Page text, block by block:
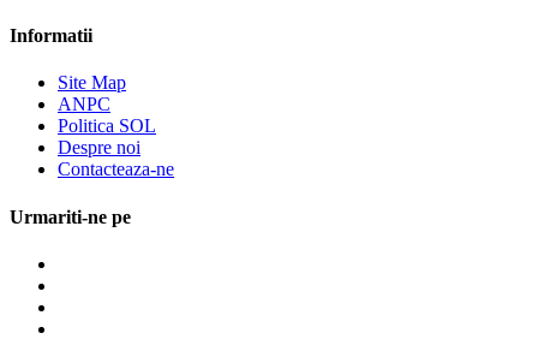
Informatii
Site Map
ANPC
Politica SOL
Despre noi
Contacteaza-ne
Urmariti-ne pe